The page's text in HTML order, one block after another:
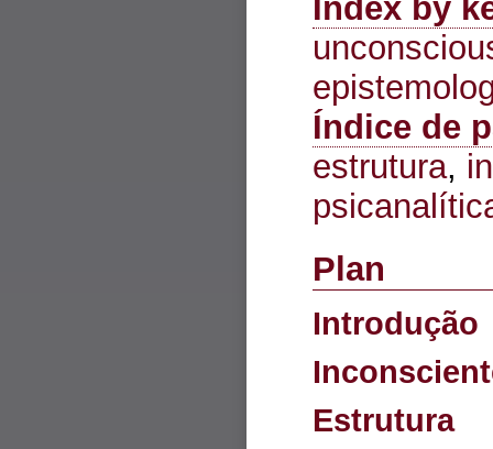
Index by
Índice de
estrutura,
Plan
Introdução
Estrutura